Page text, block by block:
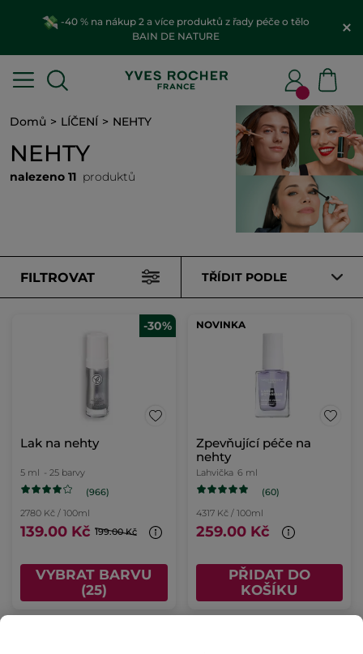
-40 % na nákup 2 a více produktů z řady péče o tělo
BAIN DE NATURE
Domů LÍČENÍ NEHTY
NEHTY
nalezeno 11 produktů
FILTROVAT TŘÍDIT PODLE
-30%
Lak na nehty
5 ml - 25 barvy
(966)
2780 Kč / 100ml
139.00 Kč 199.00 Kč
VYBRAT BARVU
(25)
NOVINKA
Zpevňující péče na
nehty
Lahvička 6 ml
(60)
4317 Kč / 100ml
259.00 Kč
PŘIDAT DO
KOŠÍKU